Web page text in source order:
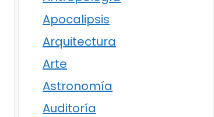
Apocalipsis
Arquitectura
Arte
Astronomía
Auditoría